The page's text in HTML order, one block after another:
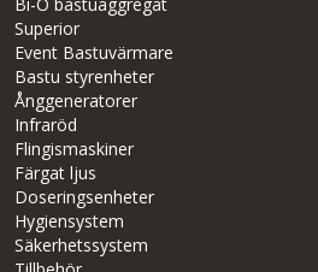
Superior
Event Bastuvärmare
Bastu styrenheter
Ånggeneratorer
Infraröd
Flingismaskiner
Färgat ljus
Doseringsenheter
Hygiensystem
Säkerhetssystem